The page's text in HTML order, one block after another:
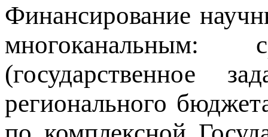
Финансирование
многоканальным:
(государственное
регионального